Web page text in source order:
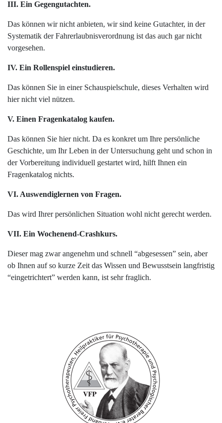
III. Ein Gegengutachten.
Das können wir nicht anbieten, wir sind keine Gutachter, in der
Systematik der Fahrerlaubnisverordnung ist das auch gar nicht
vorgesehen.
IV. Ein Rollenspiel einstudieren.
Das können Sie in einer Schauspielschule, dieses Verhalten wird
hier nicht viel nützen.
V. Einen Fragenkatalog kaufen.
Das können Sie hier nicht. Da es konkret um Ihre persönliche
Geschichte, um Ihr Leben in der Untersuchung geht und schon in
der Vorbereitung individuell gestartet wird, hilft Ihnen ein
Fragenkatalog nichts.
VI. Auswendiglernen von Fragen.
Das wird Ihrer persönlichen Situation wohl nicht gerecht werden.
VII. Ein Wochenend-Crashkurs.
Dieser mag zwar angenehm und schnell “abgesessen” sein, aber
ob Ihnen auf so kurze Zeit das Wissen und Bewusstsein langfristig
“eingetrichtert” werden kann, ist sehr fraglich.